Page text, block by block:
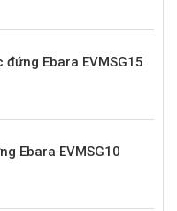
Ebara EVMSG15
Ebara EVMSG10